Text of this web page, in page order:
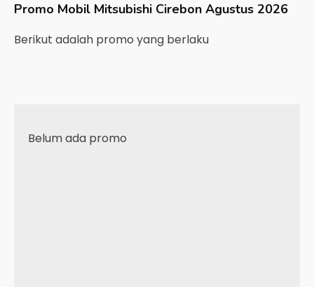
Promo Mobil Mitsubishi Cirebon Agustus 2026
Berikut adalah promo yang berlaku
Belum ada promo